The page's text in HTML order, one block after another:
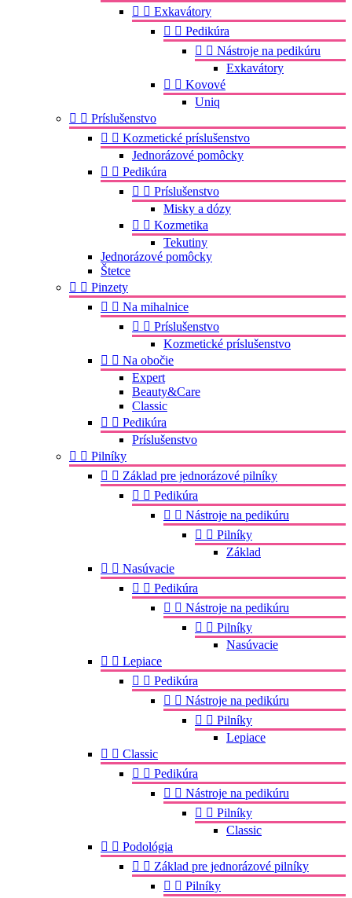
  Exkavátory
  Pedikúra
  Nástroje na pedikúru
Exkavátory
  Kovové
Uniq
  Príslušenstvo
  Kozmetické príslušenstvo
Jednorázové pomôcky
  Pedikúra
  Príslušenstvo
Misky a dózy
  Kozmetika
Tekutiny
Jednorázové pomôcky
Štetce
  Pinzety
  Na mihalnice
  Príslušenstvo
Kozmetické príslušenstvo
  Na obočie
Expert
Beauty&Care
Classic
  Pedikúra
Príslušenstvo
  Pilníky
  Základ pre jednorázové pilníky
  Pedikúra
  Nástroje na pedikúru
  Pilníky
Základ
  Nasúvacie
  Pedikúra
  Nástroje na pedikúru
  Pilníky
Nasúvacie
  Lepiace
  Pedikúra
  Nástroje na pedikúru
  Pilníky
Lepiace
  Classic
  Pedikúra
  Nástroje na pedikúru
  Pilníky
Classic
  Podológia
  Základ pre jednorázové pilníky
  Pilníky